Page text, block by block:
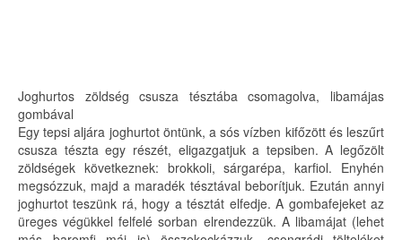
Joghurtos zöldség csusza tésztába csomagolva, libamájas
gombával
Egy tepsi aljára joghurtot öntünk, a sós vízben kifőzött és leszűrt
csusza tészta egy részét, eligazgatjuk a tepsiben. A legőzölt
zöldségek következnek: brokkoli, sárgarépa, karfiol. Enyhén
megsózzuk, majd a maradék tésztával beborítjuk. Ezután annyi
joghurtot teszünk rá, hogy a tésztát elfedje. A gombafejeket az
üreges végükkel felfelé sorban elrendezzük. A libamájat (lehet